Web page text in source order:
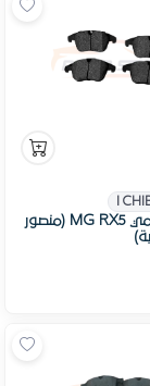
I
تيل فرامل امامي MG RX5 (منصور